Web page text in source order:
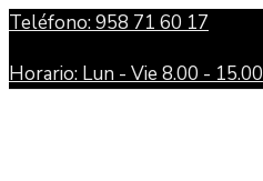
Teléfono: 958 71 60 17
Horario: Lun - Vie 8.00 - 15.00